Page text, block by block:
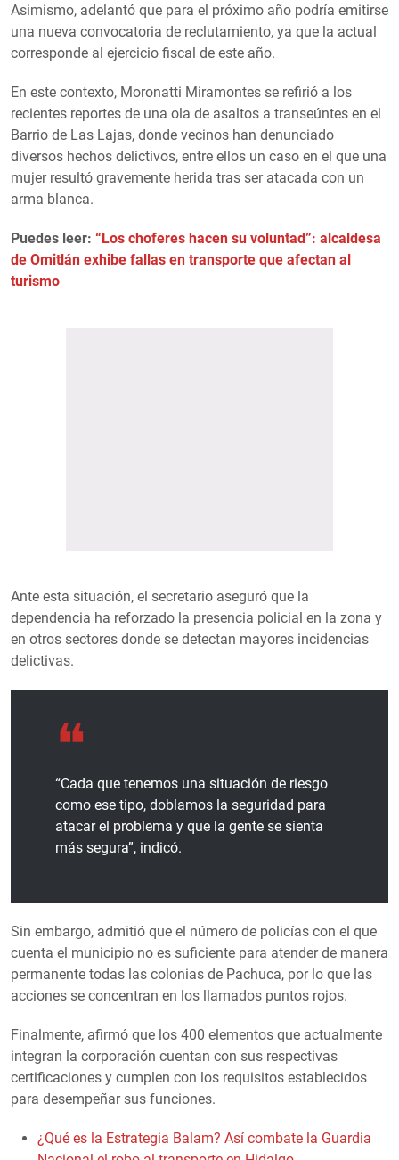
Asimismo, adelantó que para el próximo año podría emitirse
una nueva convocatoria de reclutamiento, ya que la actual
corresponde al ejercicio fiscal de este año.
En este contexto, Moronatti Miramontes se refirió a los
recientes reportes de una ola de asaltos a transeúntes en el
Barrio de Las Lajas, donde vecinos han denunciado
diversos hechos delictivos, entre ellos un caso en el que una
mujer resultó gravemente herida tras ser atacada con un
arma blanca.
Puedes leer: “Los choferes hacen su voluntad”: alcaldesa
de Omitlán exhibe fallas en transporte que afectan al
turismo
Ante esta situación, el secretario aseguró que la
dependencia ha reforzado la presencia policial en la zona y
en otros sectores donde se detectan mayores incidencias
delictivas.
“Cada que tenemos una situación de riesgo
como ese tipo, doblamos la seguridad para
atacar el problema y que la gente se sienta
más segura”, indicó.
Sin embargo, admitió que el número de policías con el que
cuenta el municipio no es suficiente para atender de manera
permanente todas las colonias de Pachuca, por lo que las
acciones se concentran en los llamados puntos rojos.
Finalmente, afirmó que los 400 elementos que actualmente
integran la corporación cuentan con sus respectivas
certificaciones y cumplen con los requisitos establecidos
para desempeñar sus funciones.
¿Qué es la Estrategia Balam? Así combate la Guardia